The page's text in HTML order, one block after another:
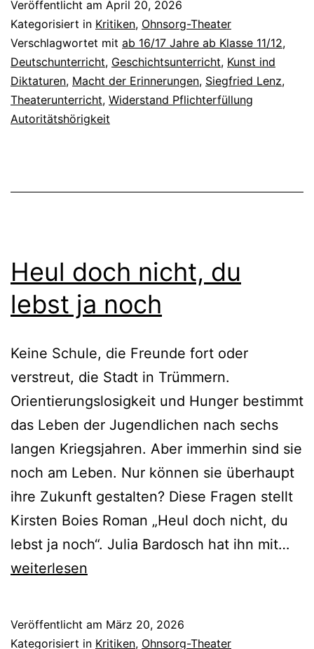
Veröffentlicht am April 20, 2026
Kategorisiert in Kritiken, Ohnsorg-Theater
Verschlagwortet mit ab 16/17 Jahre ab Klasse 11/12,
Deutschunterricht, Geschichtsunterricht, Kunst ind
Diktaturen, Macht der Erinnerungen, Siegfried Lenz,
Theaterunterricht, Widerstand Pflichterfüllung
Autoritätshörigkeit
Heul doch nicht, du
lebst ja noch
Keine Schule, die Freunde fort oder
verstreut, die Stadt in Trümmern.
Orientierungslosigkeit und Hunger bestimmt
das Leben der Jugendlichen nach sechs
langen Kriegsjahren. Aber immerhin sind sie
noch am Leben. Nur können sie überhaupt
ihre Zukunft gestalten? Diese Fragen stellt
Kirsten Boies Roman „Heul doch nicht, du
lebst ja noch“. Julia Bardosch hat ihn mit…
weiterlesen
Veröffentlicht am März 20, 2026
Kategorisiert in Kritiken, Ohnsorg-Theater